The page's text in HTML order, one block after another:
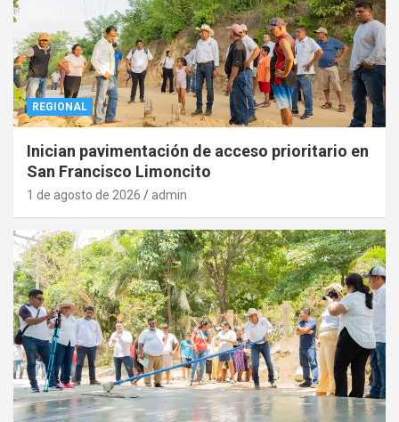
REGIONAL
Inician pavimentación de acceso prioritario en
San Francisco Limoncito
1 de agosto de 2026 admin